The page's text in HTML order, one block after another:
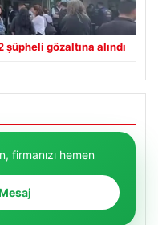
gözaltına alındı
firmanızı hemen